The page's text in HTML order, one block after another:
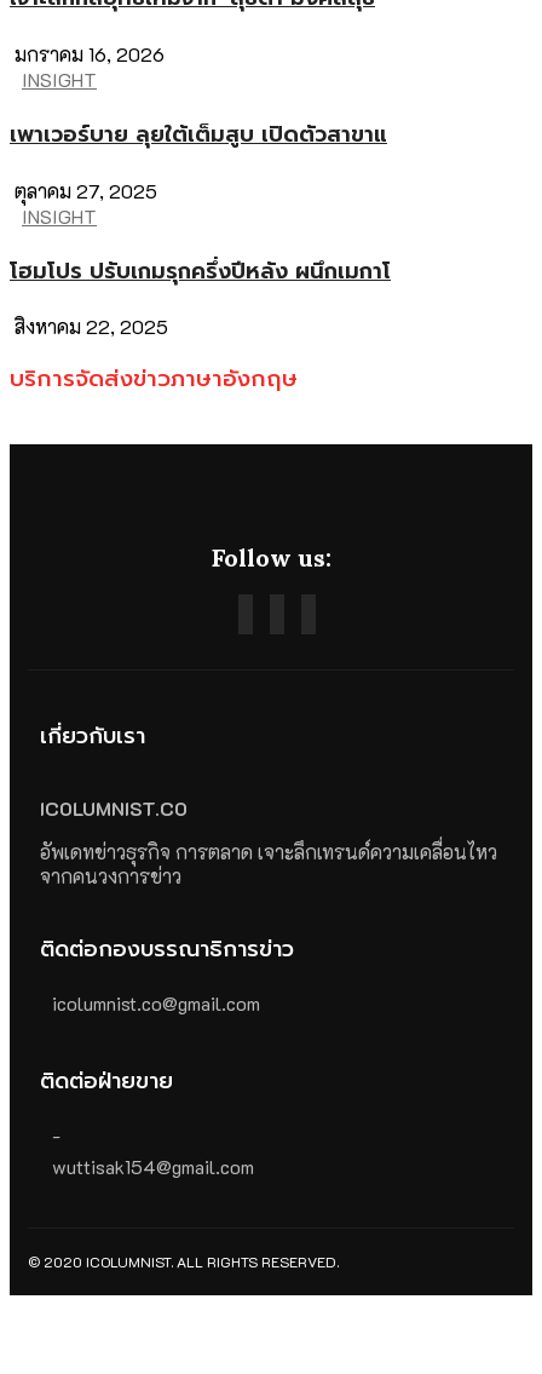
มกราคม 16, 2026
INSIGHT
เพาเวอร์บาย ลุยใต้เต็มสูบ เปิดตัวสาขาแ
ตุลาคม 27, 2025
INSIGHT
โฮมโปร ปรับเกมรุกครึ่งปีหลัง ผนึกเมกาโ
สิงหาคม 22, 2025
บริการจัดส่งข่าวภาษาอังกฤษ
Follow us:
เกี่ยวกับเรา
ICOLUMNIST.CO
อัพเดทข่าวธุรกิจ การตลาด เจาะลึกเทรนด์ความเคลื่อนไหว
จากคนวงการข่าว
ติดต่อกองบรรณาธิการข่าว
icolumnist.co@gmail.com
ติดต่อฝ่ายขาย
-
wuttisak154@gmail.com
© 2020 ICOLUMNIST. ALL RIGHTS RESERVED.